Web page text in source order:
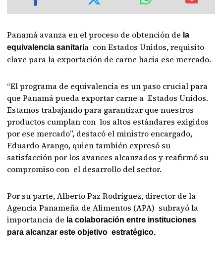
Panamá avanza en el proceso de obtención de la
equivalencia sanitaria con Estados Unidos, requisito
clave para la exportación de carne hacia ese mercado.
“El programa de equivalencia es un paso crucial para
que Panamá pueda exportar carne a Estados Unidos.
Estamos trabajando para garantizar que nuestros
productos cumplan con los altos estándares exigidos
por ese mercado”, destacó el ministro encargado,
Eduardo Arango, quien también expresó su
satisfacción por los avances alcanzados y reafirmó su
compromiso con el desarrollo del sector.
Por su parte, Alberto Paz Rodríguez, director de la
Agencia Panameña de Alimentos (APA) subrayó la
importancia de la colaboración entre instituciones
para alcanzar este objetivo estratégico.